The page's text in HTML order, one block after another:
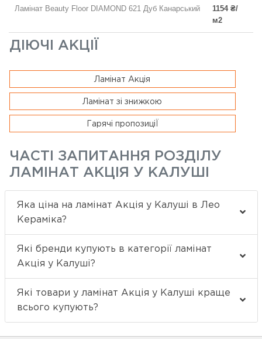
Ламінат Beauty Floor DIAMOND 621 Дуб Канарський
1154 ₴/
м2
ДІЮЧІ АКЦІЇ
Ламінат Акція
Ламінат зі знижкою
Гарячі пропозиціЇ
ЧАСТІ ЗАПИТАННЯ РОЗДІЛУ
ЛАМІНАТ АКЦІЯ У КАЛУШІ
Яка ціна на ламінат Акція у Калуші в Лео
Кераміка?
Які бренди купують в категорії ламінат
Акція у Калуші?
Які товари у ламінат Акція у Калуші краще
всього купують?